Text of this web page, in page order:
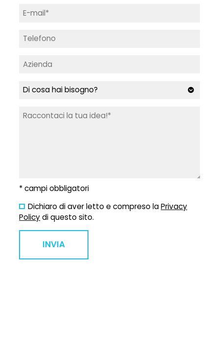
* campi obbligatori
Dichiaro di aver letto e compreso laPrivacy
Policydi questo sito.
INVIA